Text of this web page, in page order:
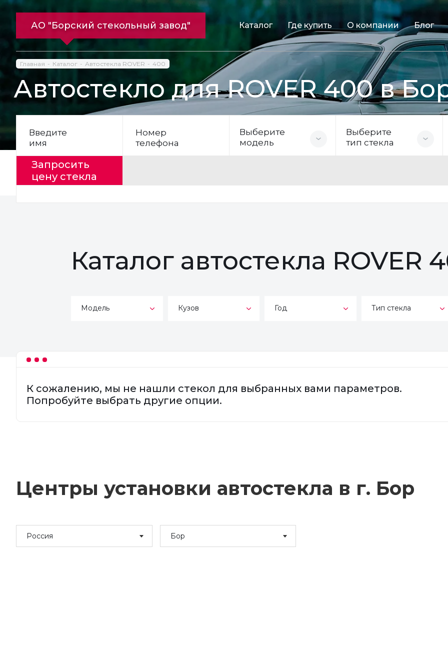
АО "Борский стекольный завод" Каталог Где купить О компании Блог
Главная Каталог Автостекла ROVER 400
Автостекло для ROVER 400 в
Введите
имя
Номер
телефона
Выберите
модель
Выберите
тип стекла
Запросить
цену стекла
Каталог автостекла ROVER
Модель Кузов Год Тип стекла
К сожалению, мы не нашли стекол для выбранных вами параметров.
Попробуйте выбрать другие опции.
Центры установки автостекла в г. Бор
Россия Бор